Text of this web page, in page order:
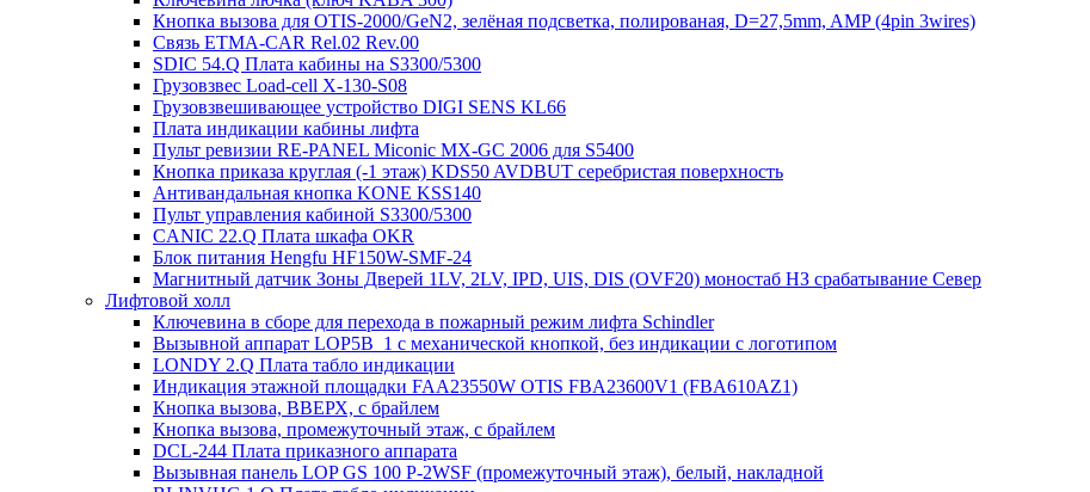
Кнопка вызова для OTIS-2000/GeN2, зелёная подсветка, полированая, D=27,5mm, AMP (4pin 3wires)
Связь ETMA-CAR Rel.02 Rev.00
SDIC 54.Q Плата кабины на S3300/5300
Грузовзвес Load-cell X-130-S08
Грузовзвешивающее устройство DIGI SENS KL66
Плата индикации кабины лифта
Пульт ревизии RE-PANEL Miconic MX-GC 2006 для S5400
Кнопка приказа круглая (-1 этаж) KDS50 AVDBUT серебристая поверхность
Антивандальная кнопка KONE KSS140
Пульт управления кабиной S3300/5300
CANIC 22.Q Плата шкафа OKR
Блок питания Hengfu HF150W-SMF-24
Магнитный датчик Зоны Дверей 1LV, 2LV, IPD, UIS, DIS (OVF20) моностаб НЗ срабатывание Cевер
Лифтовой холл
Ключевина в сборе для перехода в пожарный режим лифта Schindler
Вызывной аппарат LOP5B_1 с механической кнопкой, без индикации с логотипом
LONDY 2.Q Плата табло индикации
Индикация этажной площадки FAA23550W OTIS FBA23600V1 (FBA610AZ1)
Кнопка вызова, ВВЕРХ, с брайлем
Кнопка вызова, промежуточный этаж, с брайлем
DCL-244 Плата приказного аппарата
Вызывная панель LOP GS 100 P-2WSF (промежуточный этаж), белый, накладной